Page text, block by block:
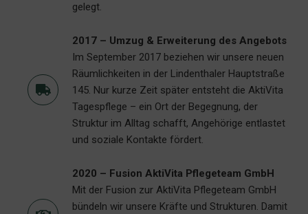
gelegt.
2017 – Umzug & Erweiterung des Angebots
Im September 2017 beziehen wir unsere neuen
Räumlichkeiten in der Lindenthaler Hauptstraße
145. Nur kurze Zeit später entsteht die AktiVita
Tagespflege – ein Ort der Begegnung, der
Struktur im Alltag schafft, Angehörige entlastet
und soziale Kontakte fördert.
2020 – Fusion AktiVita Pflegeteam GmbH
Mit der Fusion zur AktiVita Pflegeteam GmbH
bündeln wir unsere Kräfte und Strukturen. Damit